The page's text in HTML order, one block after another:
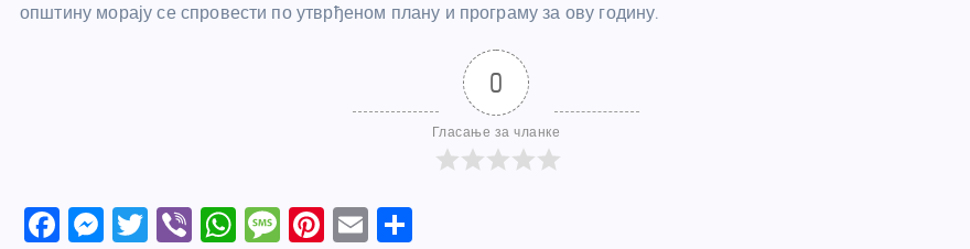
општину морају се спровести по утврђеном плану и програму за ову годину.
0
Гласање за чланке
F
M T
Vi W M Pi E